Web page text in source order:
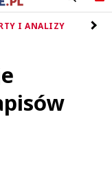
I ANALIZY